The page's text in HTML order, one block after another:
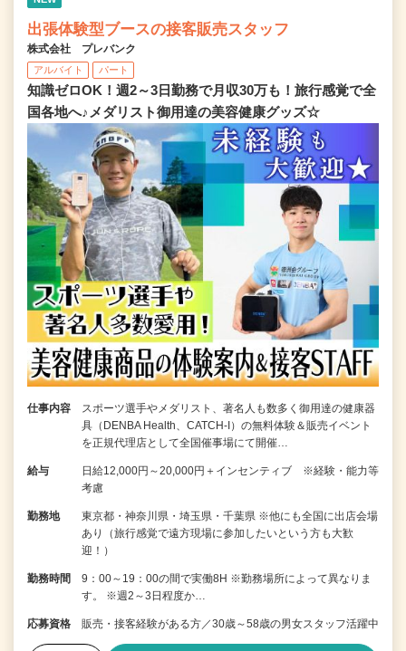
出張体験型ブースの接客販売スタッフ
株式会社 プレバンク
アルバイト パート
知識ゼロOK！週2～3日勤務で月収30万も！旅行感覚で全
国各地へ♪メダリスト御用達の美容健康グッズ☆
仕事内容
スポーツ選手やメダリスト、著名人も数多く御用達の健康器
具（DENBA Health、CATCH-I）の無料体験＆販売イベント
を正規代理店として全国催事場にて開催…
給与
日給12,000円～20,000円＋インセンティブ ※経験・能力等
考慮
勤務地
東京都・神奈川県・埼玉県・千葉県 ※他にも全国に出店会場
あり（旅行感覚で遠方現場に参加したいという方も大歓
迎！）
勤務時間
9：00～19：00の間で実働8H ※勤務場所によって異なりま
す。 ※週2～3日程度か…
応募資格 販売・接客経験がある方／30歳～58歳の男女スタッフ活躍中